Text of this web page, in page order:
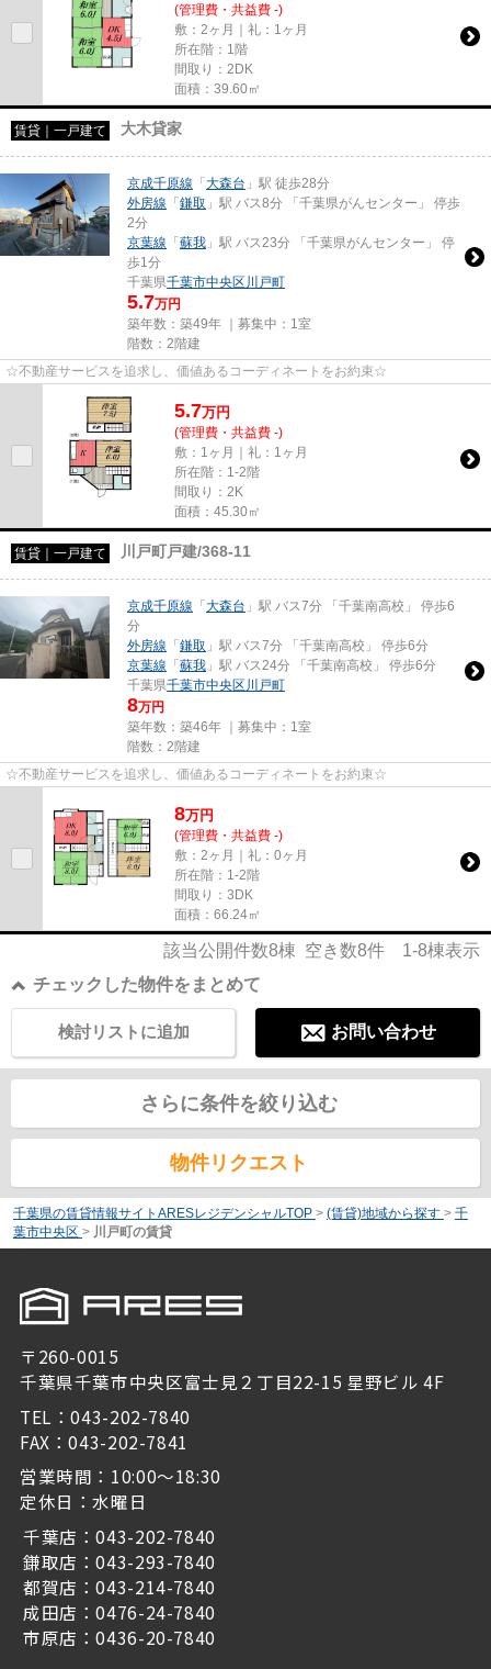
(管理費・共益費 -)
敷：2ヶ月｜礼：1ヶ月
所在階：1階
間取り：2DK
面積：39.60㎡
賃貸｜一戸建て 大木貸家
京成千原線 「大森台 」駅 徒歩28分
外房線 「鎌取 」駅 バス8分 「千葉県がんセンター」 停歩
2分
京葉線 「蘇我 」駅 バス23分 「千葉県がんセンター」 停
歩1分
千葉県千葉市中央区川戸町
5.7万円
築年数：築49年 ｜募集中： 1室
階数：2階建
☆不動産サービスを追求し、価値あるコーディネートをお約束☆
5.7万円
(管理費・共益費 -)
敷：1ヶ月｜礼：1ヶ月
所在階：1-2階
間取り：2K
面積：45.30㎡
賃貸｜一戸建て 川戸町戸建/368-11
京成千原線 「大森台 」駅 バス7分 「千葉南高校」 停歩6
分
外房線 「鎌取 」駅 バス7分 「千葉南高校」 停歩6分
京葉線 「蘇我 」駅 バス24分 「千葉南高校」 停歩6分
千葉県千葉市中央区川戸町
8万円
築年数：築46年 ｜募集中： 1室
階数：2階建
☆不動産サービスを追求し、価値あるコーディネートをお約束☆
8万円
(管理費・共益費 -)
敷：2ヶ月｜礼：0ヶ月
所在階：1-2階
間取り：3DK
面積：66.24㎡
該当公開件数8棟 空き数8件 1-8棟表示
チェックした物件をまとめて
お問い合わせ
検討リストに追加
さらに条件を絞り込む
物件リクエスト
千葉県の賃貸情報サイトARESレジデンシャルTOP > (賃貸)地域から探す > 千
葉市中央区 > 川戸町の賃貸
〒260-0015
千葉県千葉市中央区富士見２丁目22-15 星野ビル 4F
TEL：043-202-7840
FAX：043-202-7841
営業時間：10:00～18:30
定休日：水曜日
千葉店：043-202-7840
鎌取店：043-293-7840
都賀店：043-214-7840
成田店：0476-24-7840
市原店：0436-20-7840